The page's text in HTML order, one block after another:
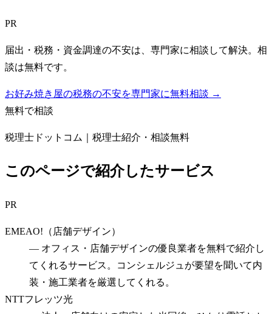
PR
届出・税務・資金調達の不安は、専門家に相談して解決。相
談は無料です。
お好み焼き屋の税務の不安を専門家に無料相談 →
無料で相談
税理士ドットコム｜税理士紹介・相談無料
このページで紹介したサービス
PR
EMEAO!（店舗デザイン）
— オフィス・店舗デザインの優良業者を無料で紹介し
てくれるサービス。コンシェルジュが要望を聞いて内
装・施工業者を厳選してくれる。
NTTフレッツ光